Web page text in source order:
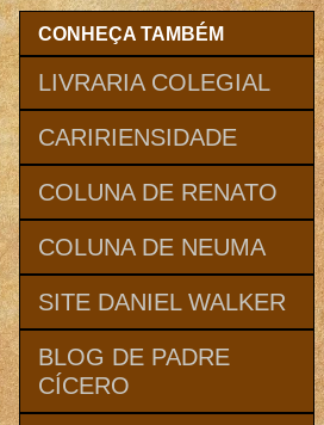
CONHEÇA TAMBÉM
LIVRARIA COLEGIAL
CARIRIENSIDADE
COLUNA DE RENATO
COLUNA DE NEUMA
SITE DANIEL WALKER
BLOG DE PADRE
CÍCERO